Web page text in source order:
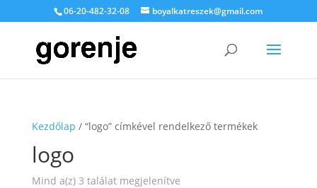
06-20-482-32-08 boyalkatreszek@gmail.com
Kezdőlap / “logo” címkével rendelkező termékek
logo
Mind a(z) 3 találat megjelenítveSorted